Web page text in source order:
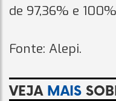
de 97,36% e
Fonte: Alepi.
VEJA MAIS